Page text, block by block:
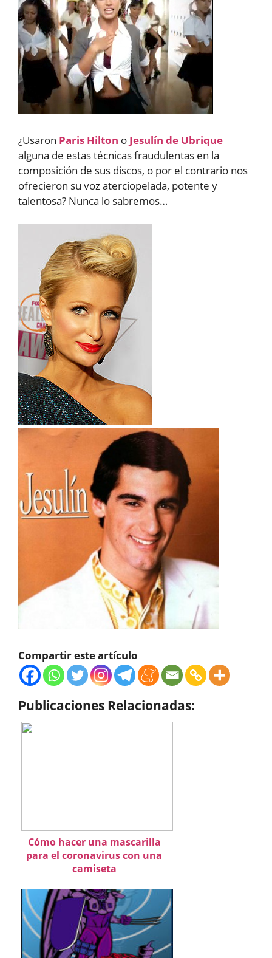
¿Usaron Paris Hilton o Jesulín de Ubrique
alguna de estas técnicas fraudulentas en la
composición de sus discos, o por el contrario nos
ofrecieron su voz aterciopelada, potente y
talentosa? Nunca lo sabremos…
Compartir este artículo
Publicaciones Relacionadas:
Cómo hacer una mascarilla
para el coronavirus con una
camiseta